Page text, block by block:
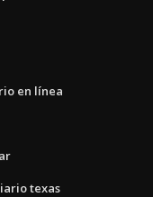
en línea
texas